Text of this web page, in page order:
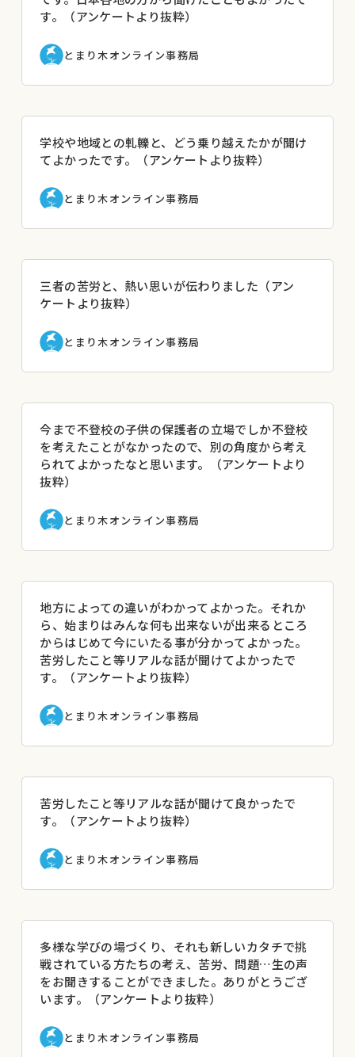
す。（アンケートより抜粋）
とまり木オンライン事務局
学校や地域との軋轢と、どう乗り越えたかが聞け
てよかったです。（アンケートより抜粋）
とまり木オンライン事務局
三者の苦労と、熱い思いが伝わりました（アン
ケートより抜粋）
とまり木オンライン事務局
今まで不登校の子供の保護者の立場でしか不登校
を考えたことがなかったので、別の角度から考え
られてよかったなと思います。（アンケートより
抜粋）
とまり木オンライン事務局
地方によっての違いがわかってよかった。それか
ら、始まりはみんな何も出来ないが出来るところ
からはじめて今にいたる事が分かってよかった。
苦労したこと等リアルな話が聞けてよかったで
す。（アンケートより抜粋）
とまり木オンライン事務局
苦労したこと等リアルな話が聞けて良かったで
す。（アンケートより抜粋）
とまり木オンライン事務局
多様な学びの場づくり、それも新しいカタチで挑
戦されている方たちの考え、苦労、問題…生の声
をお聞きすることができました。ありがとうござ
います。（アンケートより抜粋）
とまり木オンライン事務局